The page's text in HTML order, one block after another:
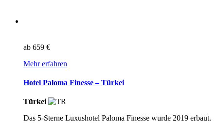
ab 659 €
Mehr erfahren
Hotel Paloma Finesse – Türkei
Türkei
Das 5-Sterne Luxushotel Paloma Finesse wurde 2019 erbaut.